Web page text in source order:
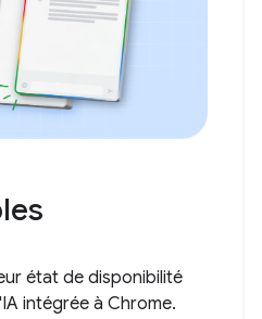
état de disponibilité
intégrée à Chrome.